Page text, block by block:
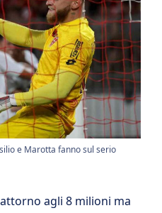
e Marotta fanno sul serio
agli 8 milioni ma